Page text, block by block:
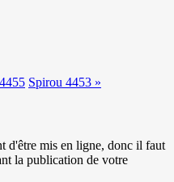
Spirou 4453 »
d'être mis en ligne, donc il faut
la publication de votre